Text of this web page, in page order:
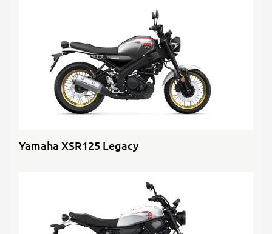
Yamaha XSR125 Legacy